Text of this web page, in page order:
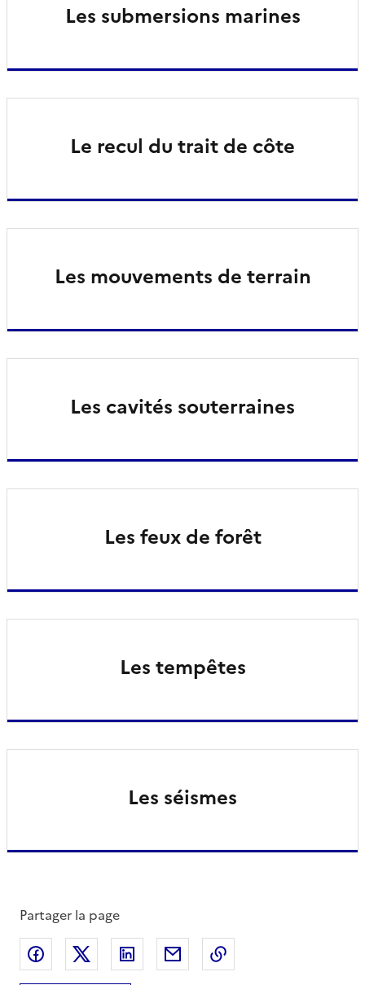
Les submersions marines
Le recul du trait de côte
Les mouvements de terrain
Les cavités souterraines
Les feux de forêt
Les tempêtes
Les séismes
Partager la page
Partager sur Facebook
Partager sur XPartager sur LinkedIn
Partager par email